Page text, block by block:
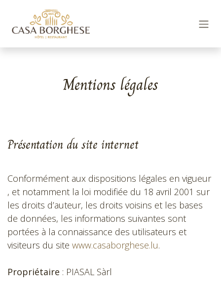
Mentions légales
Présentation du site internet
Conformément aux dispositions légales en vigueur
, et notamment la loi modifiée du 18 avril 2001 sur
les droits d’auteur, les droits voisins et les bases
de données, les informations suivantes sont
portées à la connaissance des utilisateurs et
visiteurs du site www.casaborghese.lu.
Propriétaire : PIASAL Sàrl